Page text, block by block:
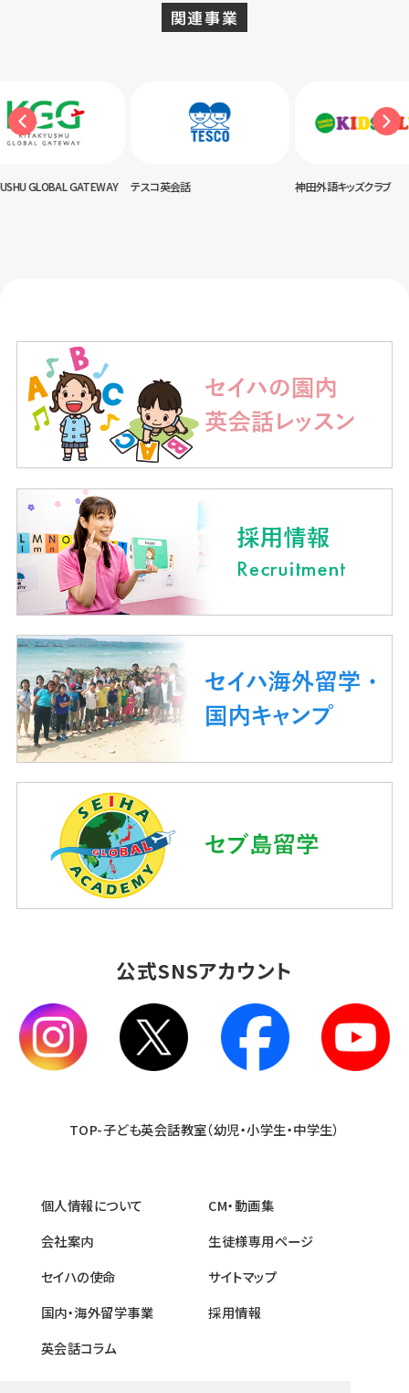
関連事業
GLOBAL GATEWAY テスコ英会話 神田外語キッズクラブ
公式SNSアカウント
TOP-子ども英会話教室（幼児・小学生・中学生）
個人情報について
会社案内
セイハの使命
国内・海外留学事業
英会話コラム
CM・動画集
生徒様専用ページ
サイトマップ
採用情報